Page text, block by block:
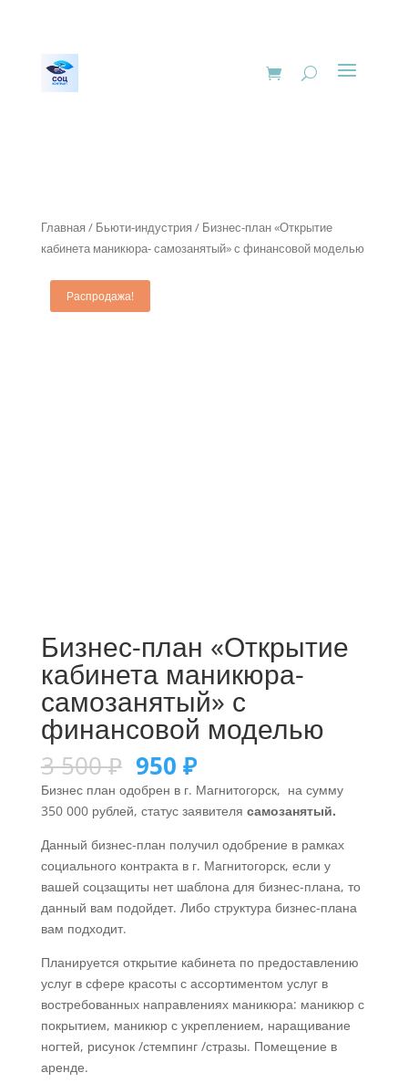
Главная / Бьюти-индустрия / Бизнес-план «Открытие
кабинета маникюра- самозанятый» с финансовой моделью
Распродажа!
Бизнес-план «Открытие
кабинета маникюра-
самозанятый» с
финансовой моделью
3 500₽ 950 ₽
Бизнес план одобрен в г. Магнитогорск, на сумму
350 000 рублей, статус заявителя самозанятый.
Данный бизнес-план получил одобрение в рамках
социального контракта в г. Магнитогорск, если у
вашей соцзащиты нет шаблона для бизнес-плана, то
данный вам подойдет. Либо структура бизнес-плана
вам подходит.
Планируется открытие кабинета по предоставлению
услуг в сфере красоты с ассортиментом услуг в
востребованных направлениях маникюра: маникюр с
покрытием, маникюр с укреплением, наращивание
ногтей, рисунок /стемпинг /стразы. Помещение в
аренде.